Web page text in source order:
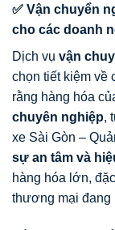
✅ Vận chuyển
cho các doanh
Dịch vụ vận
chọn tiết kiệm về
rằng hàng hóa
chuyên nghiệp,
xe Sài Gòn –
sự an tâm và
hàng hóa lớn,
thương mại đang